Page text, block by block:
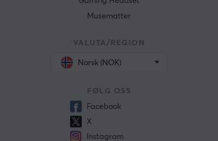
Musematter
VALUTA/REGION
Norsk (NOK)
FØLG OSS
Facebook
X
Instagram